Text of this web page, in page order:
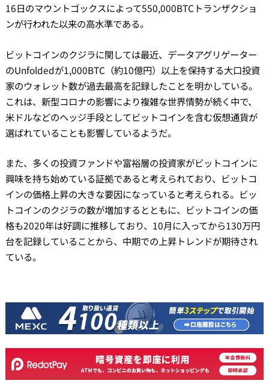
16日のマウントゴックスによって550,000BTCトランザクショ
ンが行われた以来の高水準である。
ビットコインのクジラに関しては最近、データアグリゲーター
のUnfoldedが1,000BTC（約10億円）以上を保持する大口投資
家のウォレット数が過去最高を記録したことを明かしている。
これは、新型コロナの影響により複雑な世界情勢が続く中で、
米ドルなどのヘッジ手段としてビットコインを含む仮想通貨が
選ばれていることも影響しているようだ。
また、多くの投資ファンドや富裕層の投資家がビットコインに
興味を持ち始めている証拠であると考えられており、ビットコ
インの価格上昇の大きな要因になっていると考えられる。ビッ
トコインのクジラの数が増加するとともに、ビットコインの価
格も2020年は好調に推移しており、10月に入ってから130万円
台を記録していることから、中期での上昇トレンドが期待され
ている。